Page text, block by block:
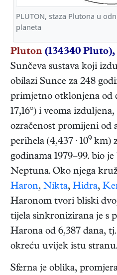
PLUTON, staza Plutona u
planeta
Pluton (134340 Pluto),
Sunčeva sustava koji
obilazi Sunce za 248
primjetno otklonjena od
17,16°) i veoma
ozračenost promijeni od
perihela (4,437 · 109 km)
godinama 1979–99. bio
Neptuna. Oko njega
Haron, Nikta, Hidra,
Haronom tvori bliski
tijela sinkronizirana je s
Harona od 6,387 dana,
okreću uvijek istu stranu.
Sferna je oblika,